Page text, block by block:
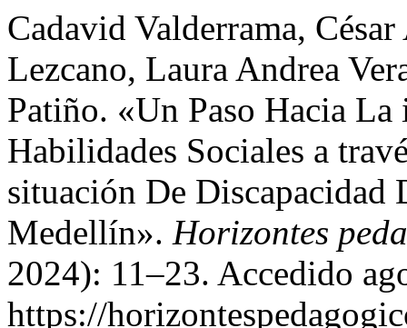
Cadavid Valderrama,
Lezcano, Laura Andrea
Patiño. «Un Paso Hacia
Habilidades Sociales a
situación De
Medellín». Horizontes
2024): 11–23. Accedido
https://